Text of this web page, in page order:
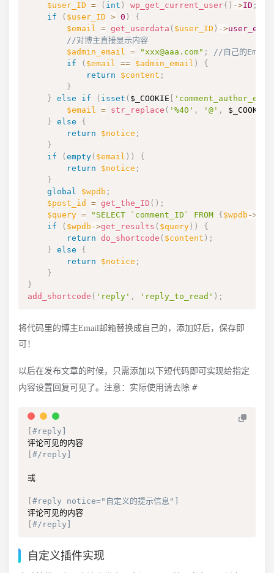
$user_ID = ( int ) wp_get_current_user ( ) ->ID ;
if
( $user_ID > 0 )
{
$email = get_userdata ( $user_ID ) ->
//对博主直接显示内容
$admin_email = "xxx@aaa.com" ;
//自己的Email
if
( $email == $admin_email )
{
return
$content ;
}
} else if ( isset ( $_COOKIE
$email = str_replace ( '%40' , '@' , $_COOKIE
} else
{
return
$notice ;
}
if
( empty ( $email ) )
{
return
$notice ;
}
global
$wpdb ;
$post_id
= get_the_ID ( ) ;
$query = "SELECT `comment_ID` FROM { $wpdb ->
if
( $wpdb ->get_results ( $query ) )
{
return do_shortcode ( $content ) ;
} else
{
return
$notice ;
}
}
add_shortcode ( 'reply' , 'reply_to_read' ) ;
将代码里的博主Email邮箱替换成自己的，添加好后，保存即
可！
以后在发布文章的时候，只需添加以下短代码即可实现给指定
内容设置回复可见了。注意：实际使用请去除 #
#reply]
#/reply]
或
#reply notice="自定义的提示信息"]
#/reply]
自定义插件实现